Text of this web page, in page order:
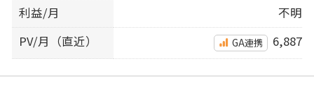
利益/月
不明
PV/月（直近）
GA連携 6,887